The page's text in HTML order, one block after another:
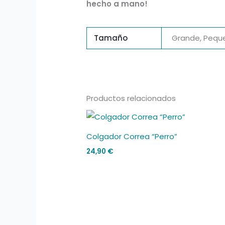
hecho a mano!
Tamaño Grande,
Productos relacionados
Colgador Correa “Perro”
24,90 €